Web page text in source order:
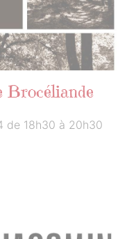
Brocéliande
de 18h30 à 20h30